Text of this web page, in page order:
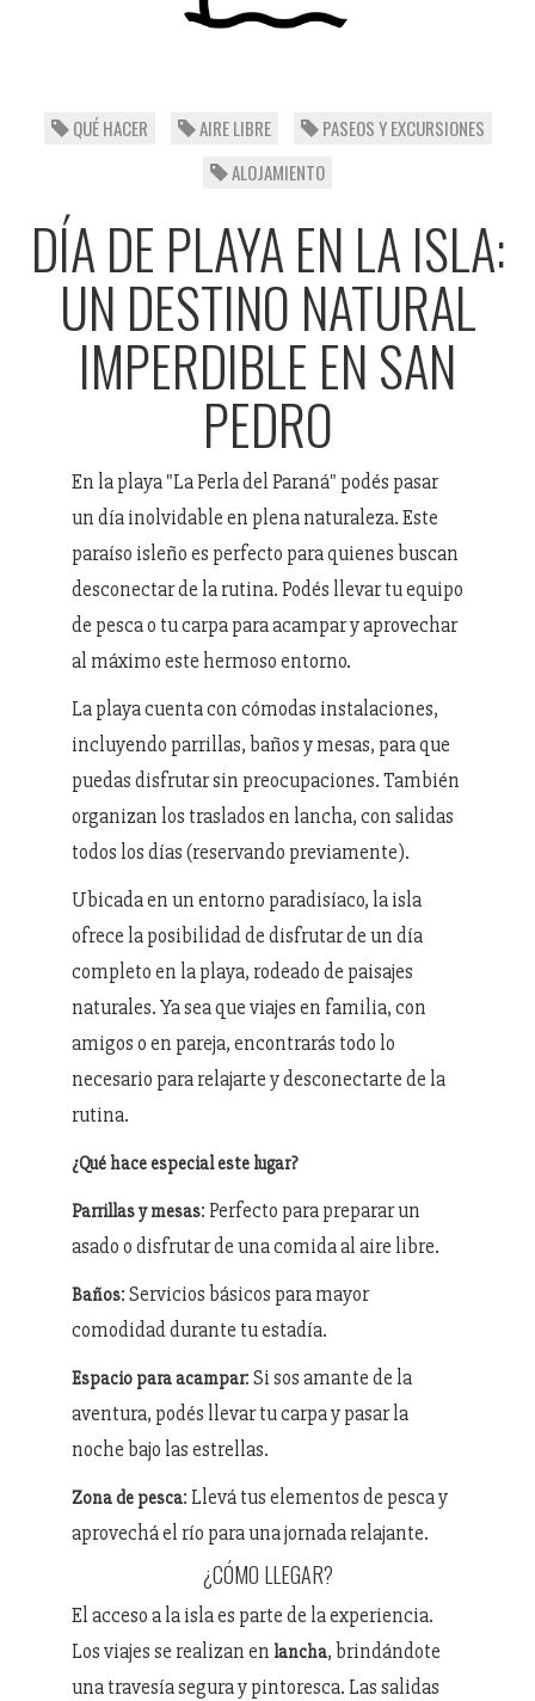
QUÉ HACER AIRE LIBRE
PASEOS Y EXCURSIONES
ALOJAMIENTO
DÍA DE PLAYA EN LA ISLA:
UN DESTINO NATURAL
IMPERDIBLE EN SAN
PEDRO
En la playa "La Perla del Paraná" podés pasar
un día inolvidable en plena naturaleza. Este
paraíso isleño es perfecto para quienes buscan
desconectar de la rutina. Podés llevar tu equipo
de pesca o tu carpa para acampar y aprovechar
al máximo este hermoso entorno.
La playa cuenta con cómodas instalaciones,
incluyendo parrillas, baños y mesas, para que
puedas disfrutar sin preocupaciones. También
organizan los traslados en lancha, con salidas
todos los días (reservando previamente).
Ubicada en un entorno paradisíaco, la isla
ofrece la posibilidad de disfrutar de un día
completo en la playa, rodeado de paisajes
naturales. Ya sea que viajes en familia, con
amigos o en pareja, encontrarás todo lo
necesario para relajarte y desconectarte de la
rutina.
¿Qué hace especial este lugar?
Parrillas y mesas: Perfecto para preparar un
asado o disfrutar de una comida al aire libre.
Baños: Servicios básicos para mayor
comodidad durante tu estadía.
Espacio para acampar: Si sos amante de la
aventura, podés llevar tu carpa y pasar la
noche bajo las estrellas.
Zona de pesca: Llevá tus elementos de pesca y
aprovechá el río para una jornada relajante.
¿CÓMO LLEGAR?
El acceso a la isla es parte de la experiencia.
Los viajes se realizan en lancha, brindándote
una travesía segura y pintoresca. Las salidas